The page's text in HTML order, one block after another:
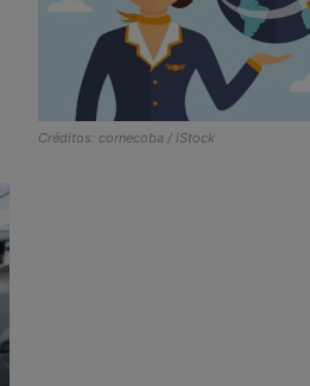
Créditos: cornecoba / iStock